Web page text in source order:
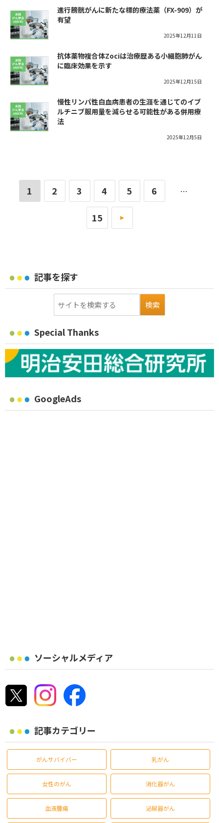
進行膀胱がんに新たな標的療法薬（FX-909）が
有望
2025年12月11日
抗体薬物複合体Zociは治療歴ある小細胞肺がん
に臨床効果を示す
2025年12月15日
慢性リンパ性白血病患者の生涯を通じてのイブ
ルチニブ服用量を減らせる可能性がある併用療
法
2025年12月5日
1 2 3 4 5 6 …
15 »
記事を探す
Special Thanks
GoogleAds
ソーシャルメディア
記事カテゴリー
がんサバイバー 乳がん
女性のがん 消化器がん
血液腫瘍 泌尿器がん